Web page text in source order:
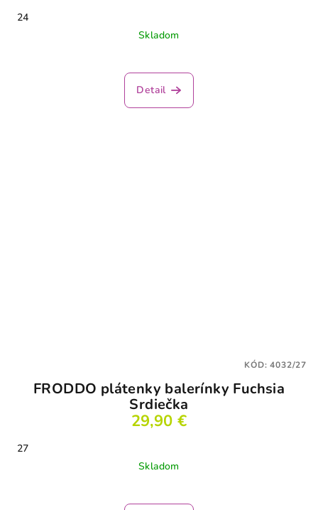
24
Skladom
Detail
FRODDO plátenky balerínky Fuchsia
Srdiečka
29,90 €
27
Skladom
KÓD:4032/27